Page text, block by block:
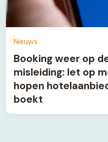
Nieuws
Booking weer op
misleiding: let op
hopen
boekt